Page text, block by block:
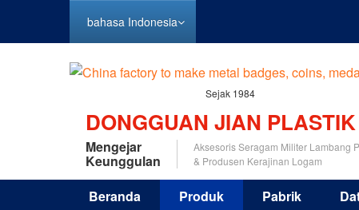
bahasa Indonesia
Sejak 1984
DONGGUAN JIAN
Mengejar
Keunggulan
Aksesoris Seragam Militer Lambang
& Produsen Kerajinan Logam
Beranda Produk Pabrik